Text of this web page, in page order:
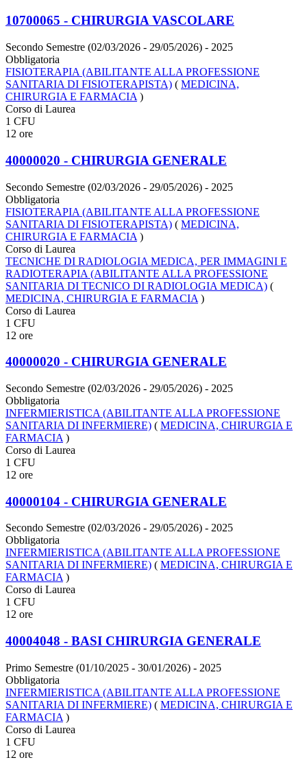
10700065 - CHIRURGIA VASCOLARE
Secondo Semestre (02/03/2026 - 29/05/2026) - 2025
Obbligatoria
FISIOTERAPIA (ABILITANTE ALLA PROFESSIONE
SANITARIA DI FISIOTERAPISTA) ( MEDICINA,
CHIRURGIA E FARMACIA )
Corso di Laurea
1 CFU
12 ore
40000020 - CHIRURGIA GENERALE
Secondo Semestre (02/03/2026 - 29/05/2026) - 2025
Obbligatoria
FISIOTERAPIA (ABILITANTE ALLA PROFESSIONE
SANITARIA DI FISIOTERAPISTA) ( MEDICINA,
CHIRURGIA E FARMACIA )
Corso di Laurea
TECNICHE DI RADIOLOGIA MEDICA, PER IMMAGINI E
RADIOTERAPIA (ABILITANTE ALLA PROFESSIONE
SANITARIA DI TECNICO DI RADIOLOGIA MEDICA) (
MEDICINA, CHIRURGIA E FARMACIA )
Corso di Laurea
1 CFU
12 ore
40000020 - CHIRURGIA GENERALE
Secondo Semestre (02/03/2026 - 29/05/2026) - 2025
Obbligatoria
INFERMIERISTICA (ABILITANTE ALLA PROFESSIONE
SANITARIA DI INFERMIERE) ( MEDICINA, CHIRURGIA E
FARMACIA )
Corso di Laurea
1 CFU
12 ore
40000104 - CHIRURGIA GENERALE
Secondo Semestre (02/03/2026 - 29/05/2026) - 2025
Obbligatoria
INFERMIERISTICA (ABILITANTE ALLA PROFESSIONE
SANITARIA DI INFERMIERE) ( MEDICINA, CHIRURGIA E
FARMACIA )
Corso di Laurea
1 CFU
12 ore
40004048 - BASI CHIRURGIA GENERALE
Primo Semestre (01/10/2025 - 30/01/2026) - 2025
Obbligatoria
INFERMIERISTICA (ABILITANTE ALLA PROFESSIONE
SANITARIA DI INFERMIERE) ( MEDICINA, CHIRURGIA E
FARMACIA )
Corso di Laurea
1 CFU
12 ore